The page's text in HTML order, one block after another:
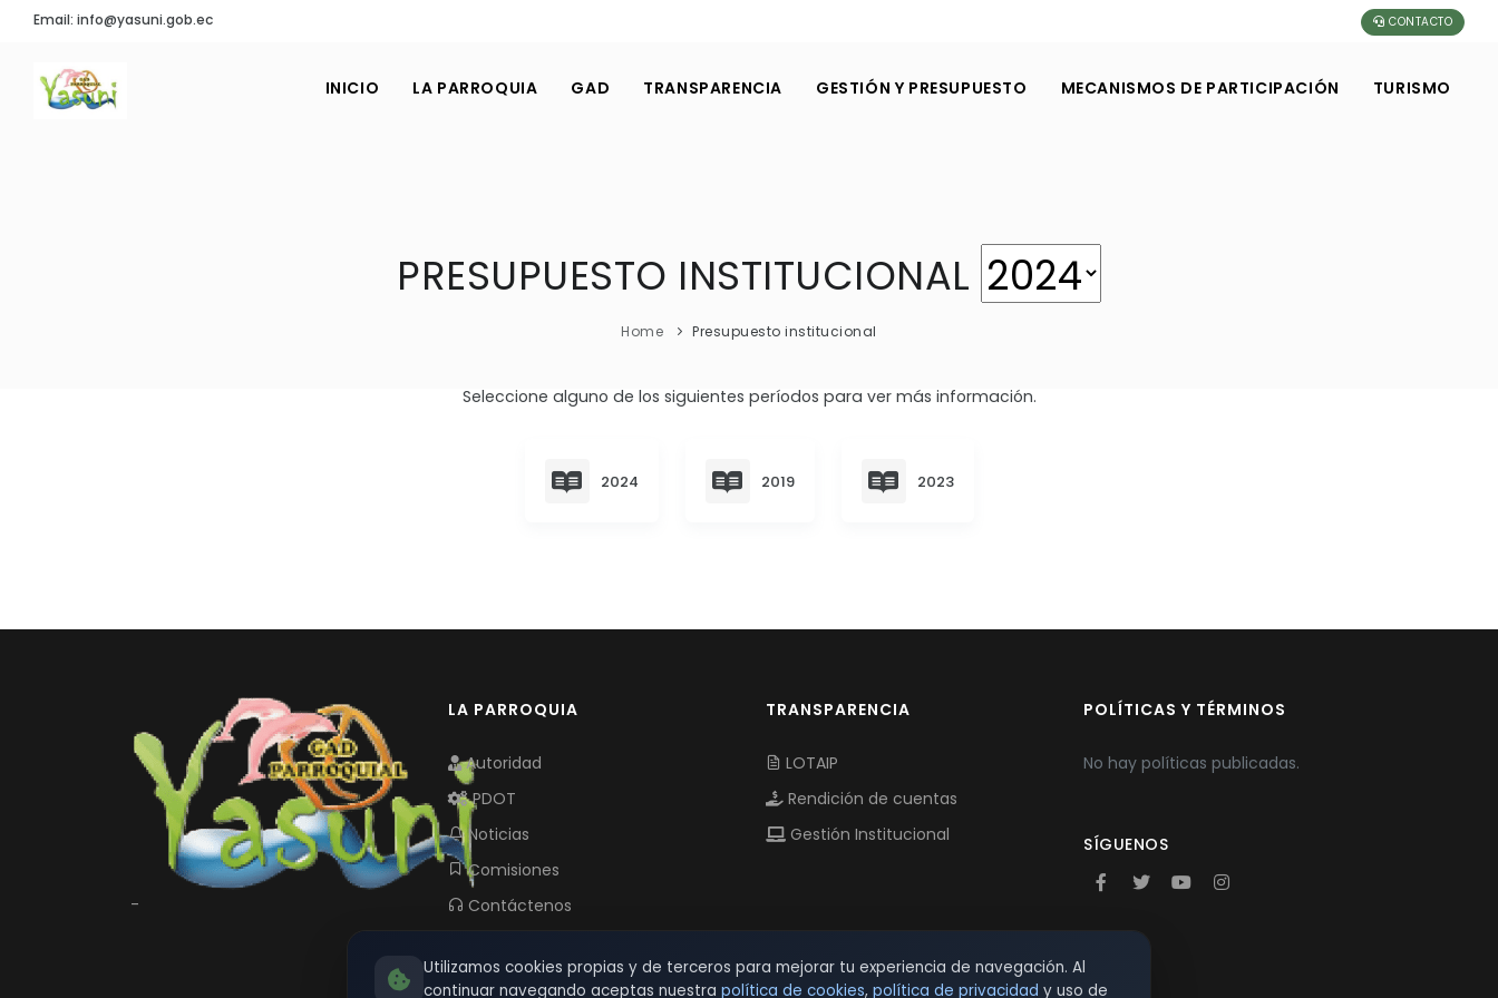
Email: info@yasuni.gob.ec CONTACTO
INICIO LA PARROQUIA GAD TRANSPARENCIA GESTIÓN Y PRESUPUESTO MECANISMOS DE PARTICIPACIÓN TURISMO
PRESUPUESTO INSTITUCIONAL
Home Presupuesto institucional
Seleccione alguno de los siguientes períodos para ver más información.
2024 2019 2023
-
LA PARROQUIA
Autoridad
PDOT
Noticias
Comisiones
Contáctenos
TRANSPARENCIA
LOTAIP
Rendición de cuentas
Gestión Institucional
POLÍTICAS Y TÉRMINOS
No hay políticas publicadas.
SÍGUENOS
Utilizamos cookies propias y de terceros para mejorar tu experiencia de navegación. Al
continuar navegando aceptas nuestra política de cookies, política de privacidad y uso de